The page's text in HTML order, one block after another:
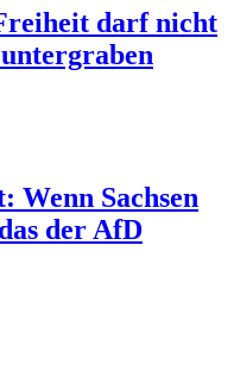
darf nicht
Wenn Sachsen
der AfD